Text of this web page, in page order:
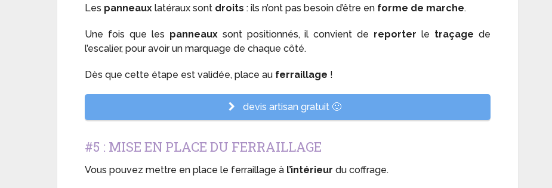
Les panneaux latéraux sont droits : ils n’ont pas besoin d’être en forme de marche.
Une fois que les panneauxsont positionnés, il convient de reporter le traçage de
l’escalier, pour avoir un marquage de chaque côté.
Dès que cette étape est validée, place au ferraillage !
devis artisan gratuit 🙂
#5 : MISE EN PLACE DU FERRAILLAGE
Vous pouvez mettre en place le ferraillage à l’intérieur du coffrage.